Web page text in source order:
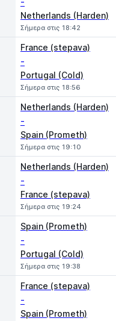
Netherlands (Harden)
Σήμερα στις 18:42
France (stepava)
-
Portugal (Cold)
Σήμερα στις 18:56
Netherlands (Harden)
-
Spain (Prometh)
Σήμερα στις 19:10
Netherlands (Harden)
-
France (stepava)
Σήμερα στις 19:24
Spain (Prometh)
-
Portugal (Cold)
Σήμερα στις 19:38
France (stepava)
-
Spain (Prometh)